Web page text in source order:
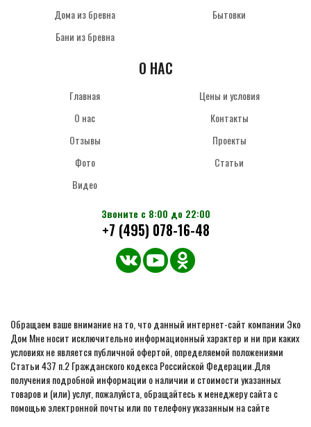
Дома из бревна
Бани из бревна
Бытовки
О НАС
Главная
О нас
Отзывы
Фото
Видео
Цены и условия
Контакты
Проекты
Статьи
Звоните с 8:00 до 22:00
+7 (495) 078-16-48
Обращаем ваше внимание на то, что данный интернет-сайт компании Эко
Дом Мне носит исключительно информационный характер и ни при каких
условиях не является публичной офертой, определяемой положениями
Статьи 437 п.2 Гражданского кодекса Российской Федерации.Для
получения подробной информации о наличии и стоимости указанных
товаров и (или) услуг, пожалуйста, обращайтесь к менеджеру сайта с
помощью электронной почты или по телефону указанным на сайте